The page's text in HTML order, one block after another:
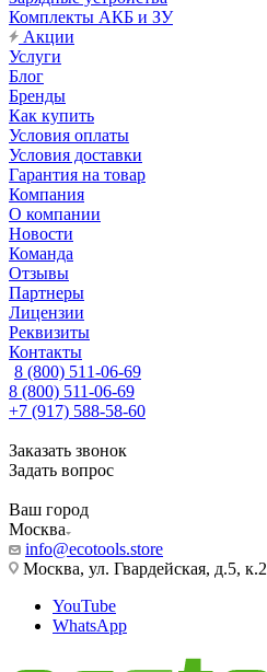
Комплекты АКБ и ЗУ
Акции
Услуги
Блог
Бренды
Как купить
Условия оплаты
Условия доставки
Гарантия на товар
Компания
О компании
Новости
Команда
Отзывы
Партнеры
Лицензии
Реквизиты
Контакты
8 (800) 511-06-69
8 (800) 511-06-69
+7 (917) 588-58-60
Заказать звонок
Задать вопрос
Ваш город
Москва
info@ecotools.store
Москва, ул. Гвардейская, д.5, к.2
YouTube
WhatsApp